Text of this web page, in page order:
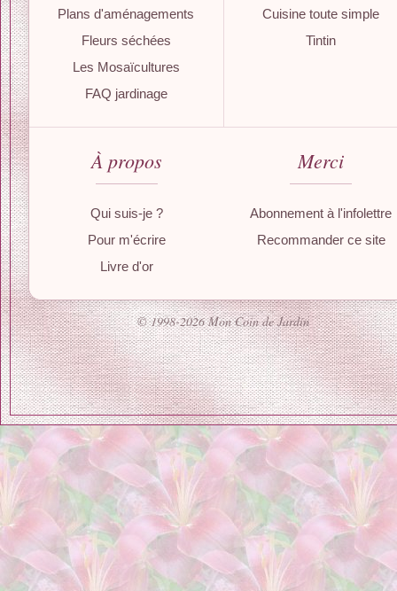
Plans d'aménagements
Fleurs séchées
Les Mosaïcultures
FAQ jardinage
Cuisine toute simple
Tintin
À propos
Qui suis-je ?
Pour m'écrire
Livre d'or
Merci
Abonnement à l'infolettre
Recommander ce site
© 1998-2026 Mon Coin de Jardin